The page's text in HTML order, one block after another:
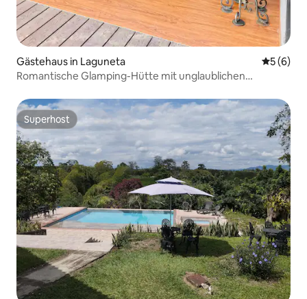
Gästehaus in Laguneta
5 (6)
Romantische Glamping-Hütte mit unglaublichen
Superhost
Superhost